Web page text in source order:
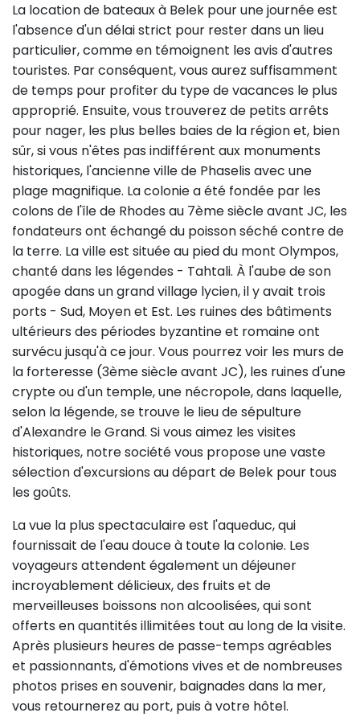
La location de bateaux à Belek pour une journée est
l'absence d'un délai strict pour rester dans un lieu
particulier, comme en témoignent les avis d'autres
touristes. Par conséquent, vous aurez suffisamment
de temps pour profiter du type de vacances le plus
approprié. Ensuite, vous trouverez de petits arrêts
pour nager, les plus belles baies de la région et, bien
sûr, si vous n'êtes pas indifférent aux monuments
historiques, l'ancienne ville de Phaselis avec une
plage magnifique. La colonie a été fondée par les
colons de l'île de Rhodes au 7ème siècle avant JC, les
fondateurs ont échangé du poisson séché contre de
la terre. La ville est située au pied du mont Olympos,
chanté dans les légendes - Tahtali. À l'aube de son
apogée dans un grand village lycien, il y avait trois
ports - Sud, Moyen et Est. Les ruines des bâtiments
ultérieurs des périodes byzantine et romaine ont
survécu jusqu'à ce jour. Vous pourrez voir les murs de
la forteresse (3ème siècle avant JC), les ruines d'une
crypte ou d'un temple, une nécropole, dans laquelle,
selon la légende, se trouve le lieu de sépulture
d'Alexandre le Grand. Si vous aimez les visites
historiques, notre société vous propose une vaste
sélection d'excursions au départ de Belek pour tous
les goûts.
La vue la plus spectaculaire est l'aqueduc, qui
fournissait de l'eau douce à toute la colonie. Les
voyageurs attendent également un déjeuner
incroyablement délicieux, des fruits et de
merveilleuses boissons non alcoolisées, qui sont
offerts en quantités illimitées tout au long de la visite.
Après plusieurs heures de passe-temps agréables
et passionnants, d'émotions vives et de nombreuses
photos prises en souvenir, baignades dans la mer,
vous retournerez au port, puis à votre hôtel.